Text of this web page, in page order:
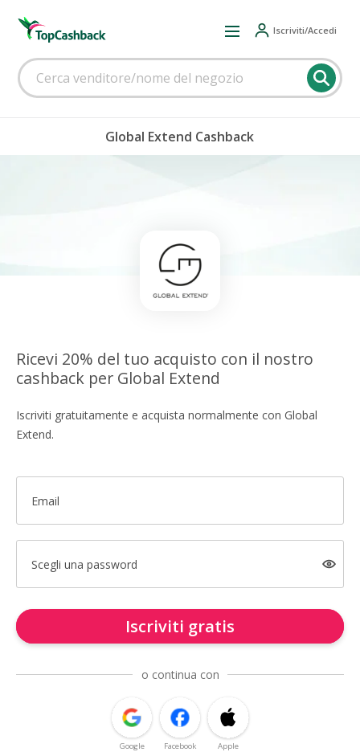
Iscriviti/Accedi
Global Extend Cashback
Ricevi 20% del tuo acquisto con il nostro
cashback per Global Extend
Iscriviti gratuitamente e acquista normalmente con Global
Extend.
Email
Scegli una password
Iscriviti gratis
o continua con
Google Facebook Apple